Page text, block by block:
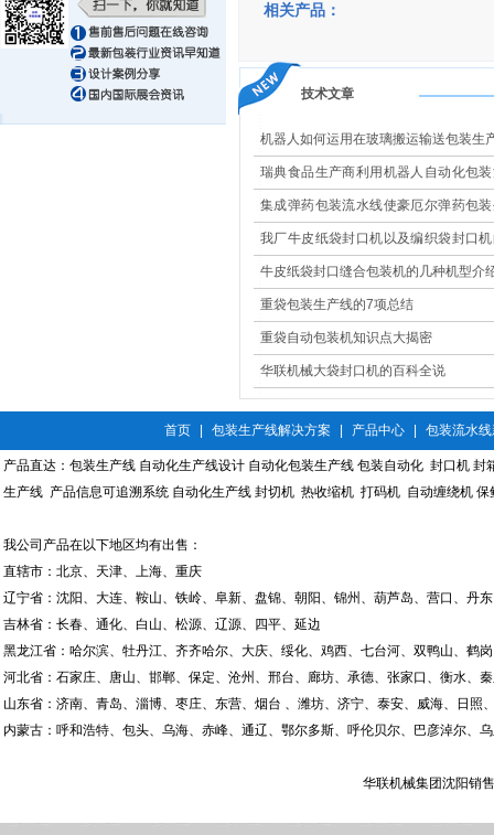
相关产品：
技术文章
机器人如何运用在玻璃搬运输送包装生
瑞典食品生产商利用机器人自动化包
现高效改造
集成弹药包装流水线使豪厄尔弹药包
更安全
我厂牛皮纸袋封口机以及编织袋封口
果大展示
牛皮纸袋封口缝合包装机的几种机型介
重袋包装生产线的7项总结
重袋自动包装机知识点大揭密
华联机械大袋封口机的百科全说
首页 包装生产线解决方案 产品中心 包装流水
产品直达： 包装生产线 自动化生产线设计 自动化包装生产线 包装自动化 封口机 封
生产线 产品信息可追溯系统 自动化生产线 封切机 热收缩机 打码机 自动缠绕机 保
我公司产品在以下地区均有出售：
直辖市：北京、天津、上海、重庆
辽宁省：沈阳、大连、鞍山、铁岭、阜新、盘锦、朝阳、锦州、葫芦岛、营口、丹东
吉林省：长春、通化、白山、松源、辽源、四平、延边
黑龙江省：哈尔滨、牡丹江、齐齐哈尔、大庆、绥化、鸡西、七台河、双鸭山、鹤
河北省：石家庄、唐山、邯郸、保定、沧州、邢台、廊坊、承德、张家口、衡水、
山东省：济南、青岛、淄博、枣庄、东营、烟台 、潍坊、济宁、泰安、威海、日照
内蒙古：呼和浩特、包头、乌海、赤峰、通辽、鄂尔多斯、呼伦贝尔、巴彦淖尔、
华联机械集团沈阳销